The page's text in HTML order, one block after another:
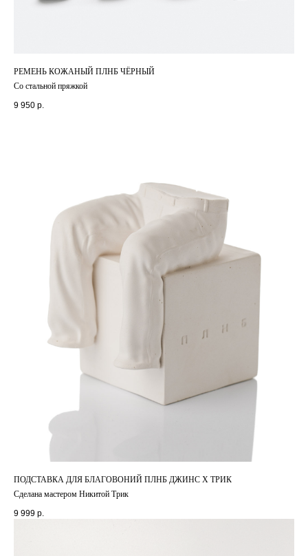
РЕМЕНЬ КОЖАНЫЙ ПЛНБ ЧЁРНЫЙ
Со стальной пряжкой
9 950 р.
ПОДСТАВКА ДЛЯ БЛАГОВОНИЙ ПЛНБ ДЖИНС Х ТРИК
Сделана мастером Никитой Трик
9 999 р.